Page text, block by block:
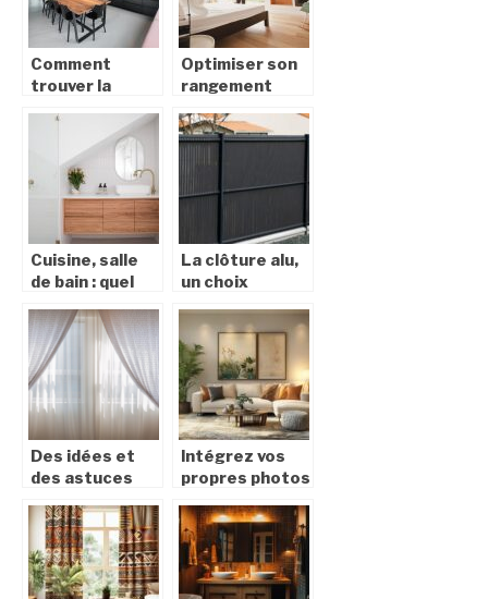
Comment
trouver la
Optimiser son
rangement
appartement
Cuisine, salle
de bain : quel
choisir pour
chauffer l’eau ?
La clôture alu,
un choix
durable pour
votre jardin
Des idées et
des astuces
des rideaux
pour la fête des
mères
Intégrez vos
propres photos
décoration
grâce à
l’impression sur
toile